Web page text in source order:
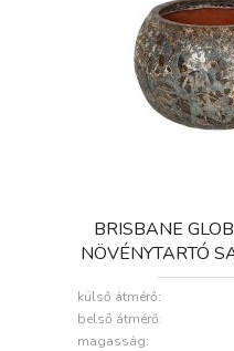
BRISBANE
NÖVÉNYTARTÓ
BARNA
külső átmérő:
belső átmérő:
magasság: